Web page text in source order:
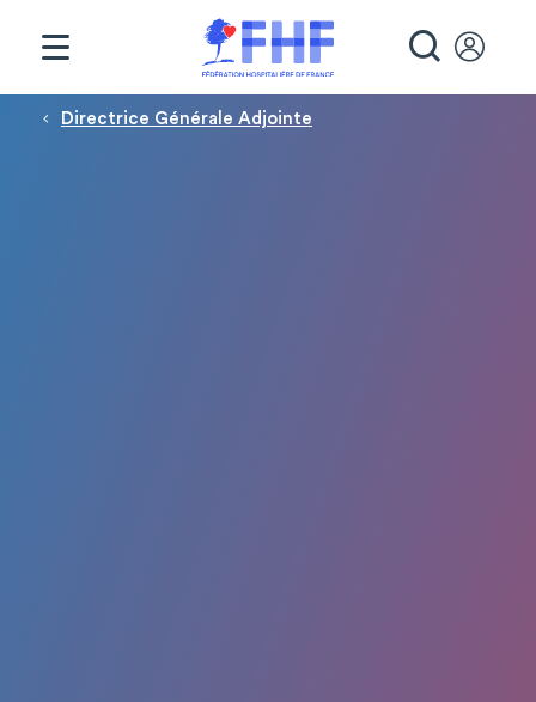
Fil d'Ariane
Directrice Générale Adjointe
Panneau de gestion des cookies